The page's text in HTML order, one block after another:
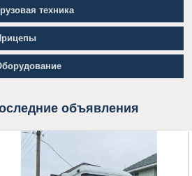
техника
объявления